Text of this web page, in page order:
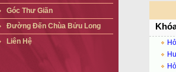
Góc Thư Giãn
Đường Đến Chùa Bửu Long
Liên Hệ